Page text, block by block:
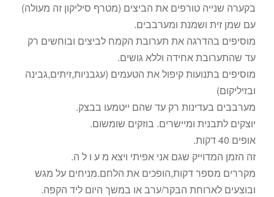
בקערה שנייה טורפים את הביצים (מטרף סיליקון זה מעולה)
עם שמן זית ושמנת ומערבבים.
מוסיפים בהדרגה את תערובת הקמח לביצים ובוחשים רק
עד שהתערובת אחידה וללא גושים.
מוסיפים בתנועות קיפול את הטעמים (עגבניות,זיתים,גבינה
ובזיליקום)
מערבבים בעדינות רק עד שהם ייטמעו בבצק.
יוצקים לתבנית ומיישרים. בוזקים שומשום.
אופים 40 דקות.
זה הזמן המדוייק שגם אני אפיתי ויצא מ ע ו ל ה.
מקררים מספר דקות,הופכים את הלחם.מניחים על מגש
ובוצעים לארוחת הבקר/ערב או במשך היום ליד הקפה.